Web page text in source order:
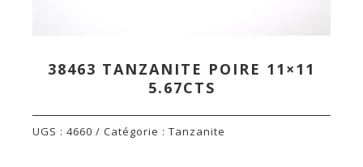
38463 TANZANITE POIRE 11×11
5.67CTS
UGS : 4660 Catégorie : Tanzanite